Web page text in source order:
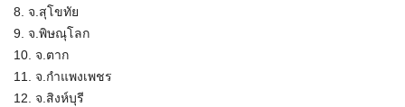
8. จ.สุโขทัย
9. จ.พิษณุโลก
10. จ.ตาก
11. จ.กำแพงเพชร
12. จ.สิงห์บุรี